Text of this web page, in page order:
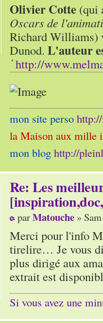
Olivier Cotte (qui
Oscars de
Richard Williams)
Dunod. L'auteur
http://
mon site perso
la Maison aux mille
mon blog http://
Re: Les
parMatouche »
Merci pour l'info
tirelire… Je vous
plus dirigé aux
extrait est
Si vous avez une